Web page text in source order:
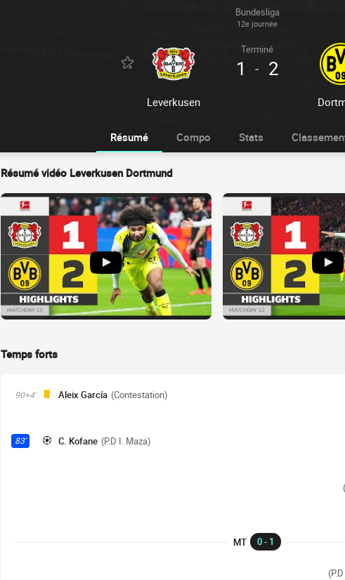
Bundesliga
12e journée
Leverkusen
Terminé
1 - 2
Résumé Compo Stats
Résumé vidéo Leverkusen Dortmund
Temps forts
90+4' Aleix García (Contestation)
83' C. Kofane (P.D I. Maza)
MT 0 - 1